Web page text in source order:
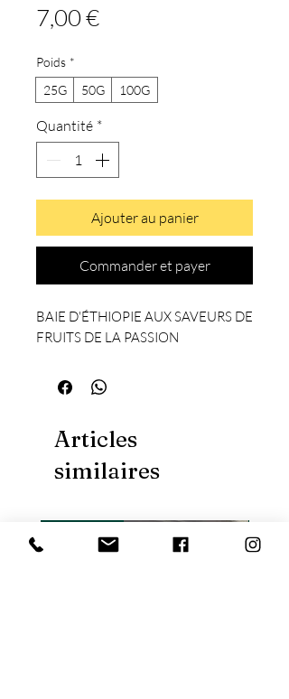
7,00 €Prix
Poids *
25G
50G 100G
Quantité *
Ajouter au panier
Commander et payer
BAIE D'ÉTHIOPIE AUX SAVEURS DE
FRUITS DE LA PASSION
Articles
similaires